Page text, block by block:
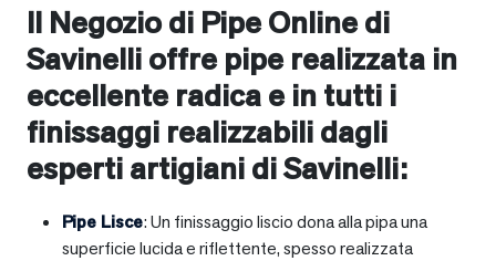
Il Negozio di Pipe Online di
Savinelli offre pipe realizzata in
eccellente radica e in tutti i
finissaggi realizzabili dagli
esperti artigiani di Savinelli:
Pipe Lisce: Un finissaggio liscio dona alla pipa una
superficie lucida e riflettente, spesso realizzata